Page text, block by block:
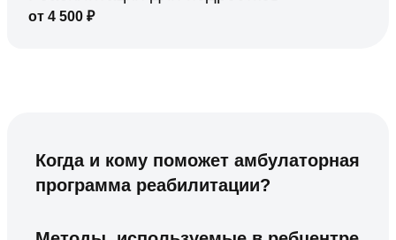
от 4 500 ₽
Когда и кому поможет амбулаторная
программа реабилитации?